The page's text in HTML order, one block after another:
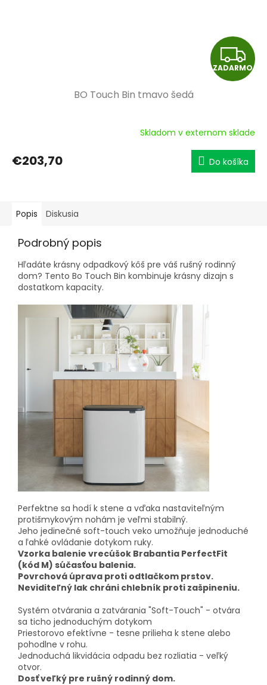
Z
A
A
R
M
ZADARMO
BO Touch Bin tmavo šedá
Skladom v externom sklade
€203,70 Do košíka
Popis Diskusia
Podrobný popis
Hľadáte krásny odpadkový kôš pre váš rušný rodinný
dom? Tento Bo Touch Bin kombinuje krásny dizajn s
dostatkom kapacity.
Perfektne sa hodí k stene a vďaka nastaviteľným
protišmykovým nohám je veľmi stabilný.
Jeho jedinečné soft-touch veko umožňuje jednoduché
a ľahké ovládanie dotykom ruky.
Vzorka balenie vrecúšok Brabantia PerfectFit
(kód M) súčasťou balenia.
Povrchová úprava proti odtlačkom prstov.
Neviditeľný lak chráni chlebník proti zašpineniu.
Systém otvárania a zatvárania "Soft-Touch" - otvára
sa ticho jednoduchým dotykom
Priestorovo efektívne - tesne prilieha k stene alebo
pohodlne v rohu.
Jednoduchá likvidácia odpadu bez rozliatia - veľký
otvor.
Dosť veľký pre rušný rodinný dom.